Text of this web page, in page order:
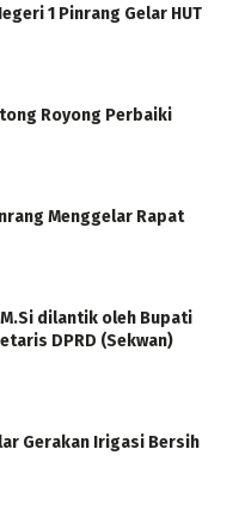
1 Pinrang Gelar HUT
Royong Perbaiki
Menggelar Rapat
dilantik oleh Bupati
DPRD (Sekwan)
Gerakan Irigasi Bersih